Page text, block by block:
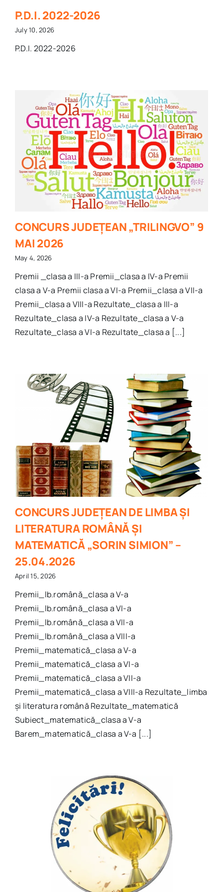
P.D.I. 2022-2026
July 10, 2026
P.D.I. 2022-2026
CONCURS JUDEȚEAN „TRILINGVO” 9
MAI 2026
May 4, 2026
Premii _clasa a III-a Premii_clasa a IV-a Premii
clasa a V-a Premii clasa a VI-a Premii_clasa a VII-a
Premii_clasa a VIII-a Rezultate_clasa a III-a
Rezultate_clasa a IV-a Rezultate_clasa a V-a
Rezultate_clasa a VI-a Rezultate_clasa a [...]
CONCURS JUDEȚEAN DE LIMBA ȘI
LITERATURA ROMÂNĂ ȘI
MATEMATICĂ „SORIN SIMION” –
25.04.2026
April 15, 2026
Premii_lb.română_clasa a V-a
Premii_lb.română_clasa a VI-a
Premii_lb.română_clasa a VII-a
Premii_lb.română_clasa a VIII-a
Premii_matematică_clasa a V-a
Premii_matematică_clasa a VI-a
Premii_matematică_clasa a VII-a
Premii_matematică_clasa a VIII-a Rezultate_limba
și literatura română Rezultate_matematică
Subiect_matematică_clasa a V-a
Barem_matematică_clasa a V-a [...]